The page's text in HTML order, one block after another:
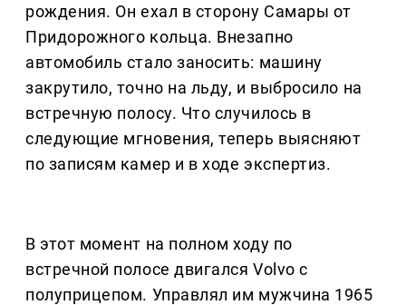
рождения. Он ехал в сторону Самары от
Придорожного кольца. Внезапно
автомобиль стало заносить: машину
закрутило, точно на льду, и выбросило на
встречную полосу. Что случилось в
следующие мгновения, теперь выясняют
по записям камер и в ходе экспертиз.
В этот момент на полном ходу по
встречной полосе двигался Volvo с
полуприцепом. Управлял им мужчина 1965